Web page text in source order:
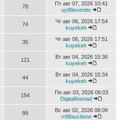
78
Пт авг 07, 2026 10:41
uy88eventts
74
Чт авг 06, 2026 17:54
kuyekeh
35
Чт авг 06, 2026 17:51
kuyekeh
121
Вт авг 04, 2026 15:36
kuyekeh
44
Вт авг 04, 2026 15:34
kuyekeh
154
Пн авг 03, 2026 06:03
DigitalNomad
99
Вс авг 02, 2026 08:09
rr88auctionn